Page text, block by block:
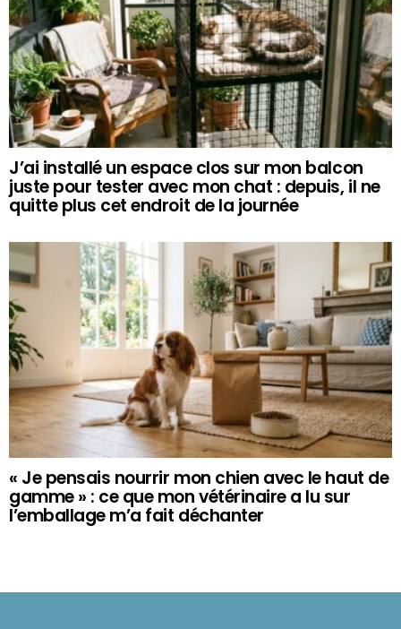
J’ai installé un espace clos sur mon balcon
juste pour tester avec mon chat : depuis, il ne
quitte plus cet endroit de la journée
« Je pensais nourrir mon chien avec le haut de
gamme » : ce que mon vétérinaire a lu sur
l’emballage m’a fait déchanter